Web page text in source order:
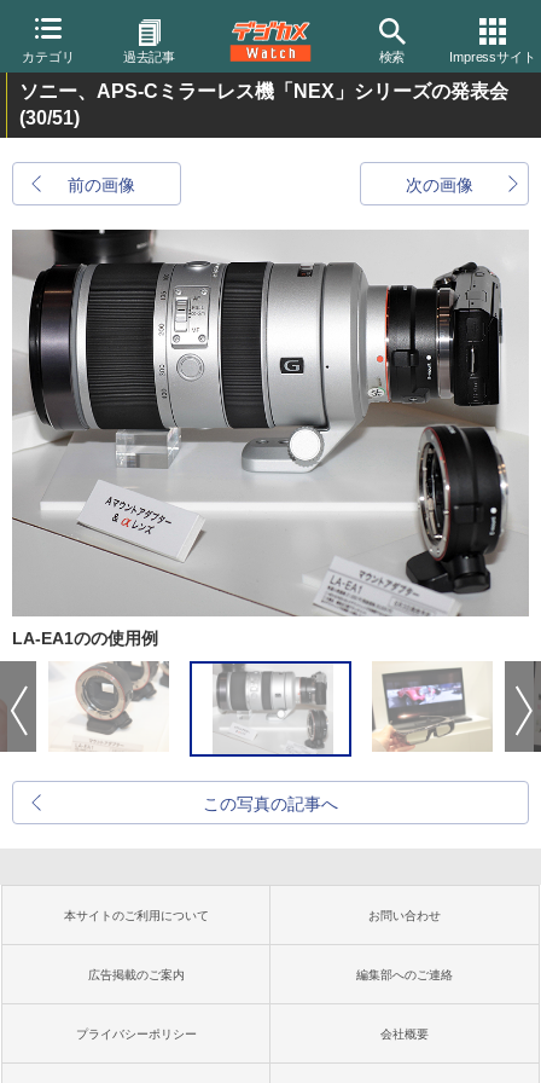
カテゴリ 過去記事 検索 Impressサイト
ソニー、APS-Cミラーレス機「NEX」シリーズの発表会
(30/51)
前の画像 次の画像
LA-EA1のの使用例
この写真の記事へ
本サイトのご利用について お問い合わせ
広告掲載のご案内 編集部へのご連絡
プライバシーポリシー 会社概要